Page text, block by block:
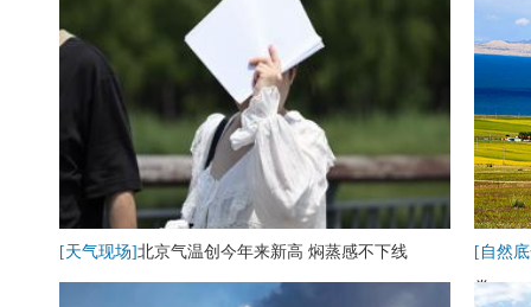
[天气现场]北京气温创今年来新高 焖蒸感不下线
[自然
卷